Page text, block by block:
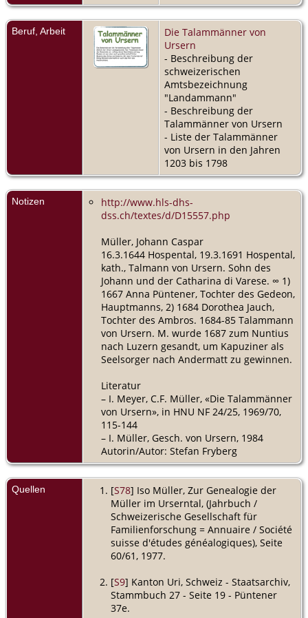
Beruf, Arbeit
Die Talammänner von
Ursern
- Beschreibung der
schweizerischen
Amtsbezeichnung
"Landammann"
- Beschreibung der
Talammänner von Ursern
- Liste der Talammänner
von Ursern in den Jahren
1203 bis 1798
Notizen
http://www.hls-dhs-
dss.ch/textes/d/D15557.php
Müller, Johann Caspar
16.3.1644 Hospental, 19.3.1691 Hospental,
kath., Talmann von Ursern. Sohn des
Johann und der Catharina di Varese. ∞ 1)
1667 Anna Püntener, Tochter des Gedeon,
Hauptmanns, 2) 1684 Dorothea Jauch,
Tochter des Ambros. 1684-85 Talammann
von Ursern. M. wurde 1687 zum Nuntius
nach Luzern gesandt, um Kapuziner als
Seelsorger nach Andermatt zu gewinnen.
Literatur
– I. Meyer, C.F. Müller, «Die Talammänner
von Ursern», in HNU NF 24/25, 1969/70,
115-144
– I. Müller, Gesch. von Ursern, 1984
Autorin/Autor: Stefan Fryberg
Quellen [S78] Iso Müller, Zur Genealogie der
Müller im Urserntal, (Jahrbuch /
Schweizerische Gesellschaft für
Familienforschung = Annuaire / Société
suisse d'études généalogiques), Seite
60/61, 1977.
[S9] Kanton Uri, Schweiz - Staatsarchiv,
Stammbuch 27 - Seite 19 - Püntener
37e.